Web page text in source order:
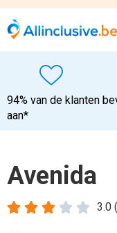
94% van de klanten
aan*
Avenida
3.0
    